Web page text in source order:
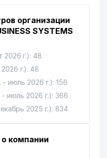
организации
SYSTEMS
2026 г.): 48
г.): 48
июль 2026 г.): 156
июль 2026 г.): 366
2025 г.): 834
компании